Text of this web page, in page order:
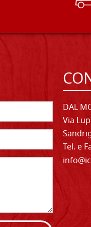
DAL
Via
Tel. e